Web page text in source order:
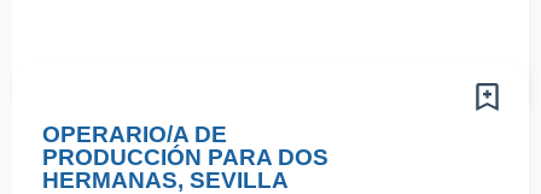
OPERARIO/A DE
PRODUCCIÓN PARA DOS
HERMANAS, SEVILLA